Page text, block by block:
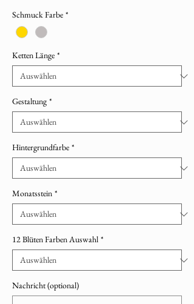
Schmuck Farbe *
Ketten Länge *
Gestaltung *
Hintergrundfarbe *
Monatsstein *
12 Blüten Farben Auswahl *
Nachricht (optional)